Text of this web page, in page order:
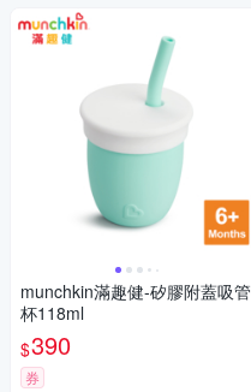
munchkin滿趣健-矽膠附蓋吸管
杯118ml
$390
券